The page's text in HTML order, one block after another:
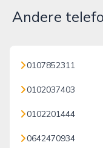
Andere
0107852311
0102037403
0102201444
0642470934